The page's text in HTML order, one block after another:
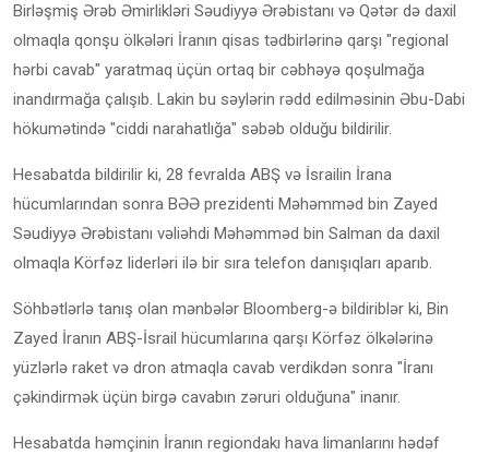
Birləşmiş Ərəb Əmirlikləri Səudiyyə Ərəbistanı və Qətər də daxil
olmaqla qonşu ölkələri İranın qisas tədbirlərinə qarşı "regional
hərbi cavab" yaratmaq üçün ortaq bir cəbhəyə qoşulmağa
inandırmağa çalışıb. Lakin bu səylərin rədd edilməsinin Əbu-Dabi
hökumətində "ciddi narahatlığa" səbəb olduğu bildirilir.
Hesabatda bildirilir ki, 28 fevralda ABŞ və İsrailin İrana
hücumlarından sonra BƏƏ prezidenti Məhəmməd bin Zayed
Səudiyyə Ərəbistanı vəliəhdi Məhəmməd bin Salman da daxil
olmaqla Körfəz liderləri ilə bir sıra telefon danışıqları aparıb.
Söhbətlərlə tanış olan mənbələr Bloomberg-ə bildiriblər ki, Bin
Zayed İranın ABŞ-İsrail hücumlarına qarşı Körfəz ölkələrinə
yüzlərlə raket və dron atmaqla cavab verdikdən sonra "İranı
çəkindirmək üçün birgə cavabın zəruri olduğuna" inanır.
Hesabatda həmçinin İranın regiondakı hava limanlarını hədəf